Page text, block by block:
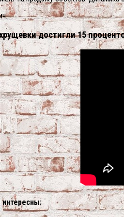
достигли 15